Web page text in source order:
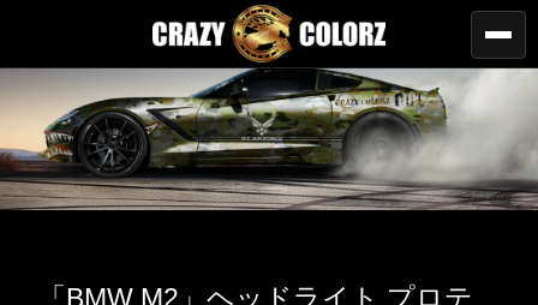
「BMW M2」ヘッドライト プロテ